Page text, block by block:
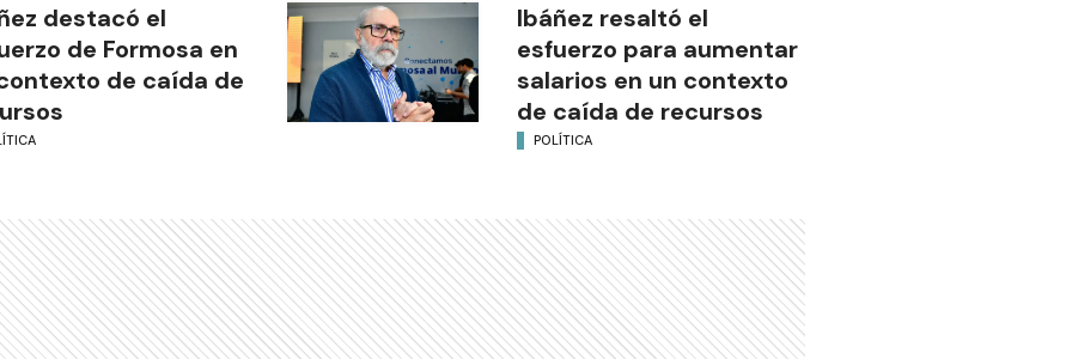
destacó el
de Formosa en
de caída de
Ibáñez resaltó el
esfuerzo para aumentar
salarios en un contexto
de caída de recursos
POLÍTICA